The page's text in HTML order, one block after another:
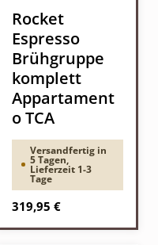
Rocket
Espresso
Brühgruppe
komplett
Appartament
o TCA
Versandfertig in
5 Tagen,
Lieferzeit 1-3
Tage
Regulärer Preis:
319,95 €